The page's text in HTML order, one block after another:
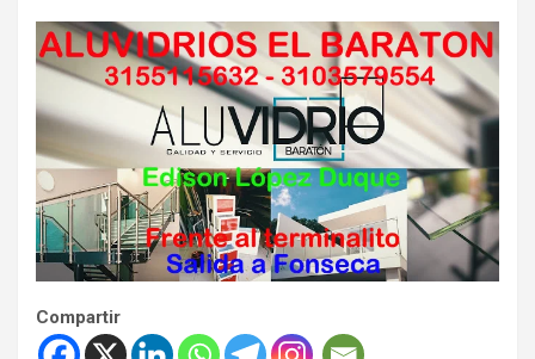
Compartir